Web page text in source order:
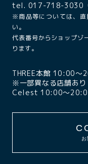
tel. 017-718-3030（
※商品等については、直
い。
代表番号からショップゾ
ります。
THREE本館 10:00〜
※一部異なる店舗あり
Celest 10:00〜
お